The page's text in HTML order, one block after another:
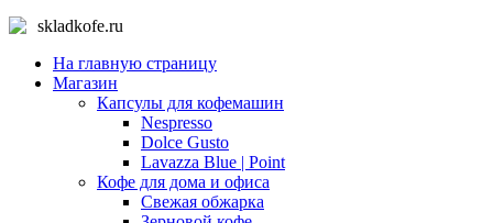
skladkofe.ru
На главную страницу
Магазин
Капсулы для кофемашин
Nespresso
Dolce Gusto
Lavazza Blue | Point
Кофе для дома и офиса
Свежая обжарка